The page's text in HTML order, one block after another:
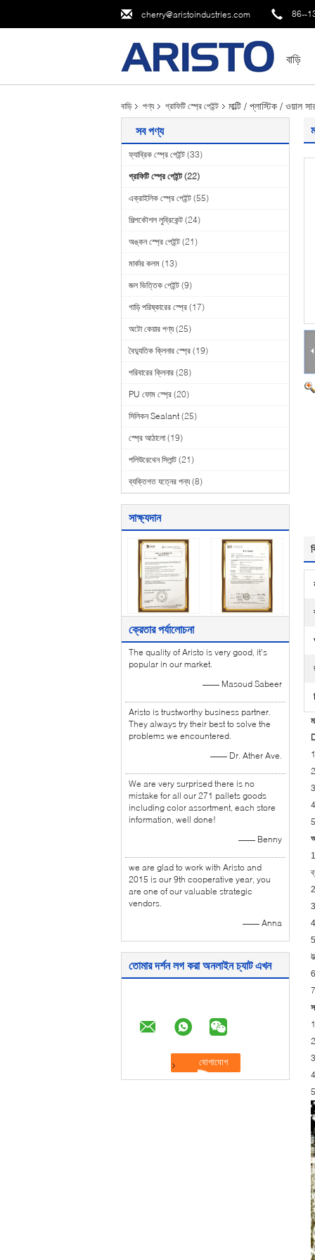
cherry@aristoindustries.com 86--
বাড়ি
বাড়ি পণ্য গ্রাফিটি স্প্রে পেইন্ট মাল্টি / প্লাস্টিক / ওয়াল
সব পণ্য
ফ্যাব্রিক স্প্রে পেইন্ট (33)
গ্রাফিটি স্প্রে পেইন্ট (22)
এক্রাইলিক স্প্রে পেইন্ট (55)
শিল্পকৌশল লুব্রিকেন্ট (24)
অঙ্কন স্প্রে পেইন্ট (21)
মার্কার কলম (13)
জল ভিত্তিক পেইন্ট (9)
গাড়ি পরিষ্কারের স্প্রে (17)
অটো কেয়ার পণ্য (25)
বৈদ্যুতিক ক্লিনার স্প্রে (19)
পরিবারের ক্লিনার (28)
PU ফোম স্প্রে (20)
সিলিকন Sealant (25)
স্প্রে আঠালো (19)
পলিউরেথেন সিলান্ট (21)
ব্যক্তিগত যত্নের পন্য (8)
সাক্ষ্যদান
ক্রেতার পর্যালোচনা
The quality of Aristo is very good, it's
popular in our market.
—— Masoud Sabeer
Aristo is trustworthy business partner.
They always try their best to solve the
problems we encountered.
—— Dr. Ather Ave.
We are very surprised there is no
mistake for all our 271 pallets goods
including color assortment, each store
information, well done!
—— Benny
we are glad to work with Aristo and
2015 is our 9th cooperative year, you
are one of our valuable strategic
vendors.
—— Anna
তোমার দর্শন লগ করা অনলাইন চ্যাট এখন